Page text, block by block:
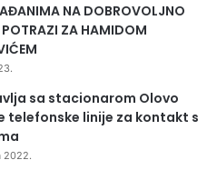
NA DOBROVOLJNO
POTRAZI ZA HAMIDOM
sa stacionarom Olovo
telefonske linije za kontakt s
2022.